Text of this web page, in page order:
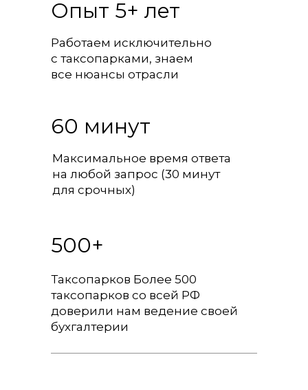
Таксопарков Более 500
таксопарков со всей РФ
доверили нам ведение своей
бухгалтерии
500+
Максимальное время ответа
на любой запрос (30 минут
для срочных)
60 минут
Работаем исключительно
с таксопарками, знаем
все нюансы отрасли
Опыт 5+ лет